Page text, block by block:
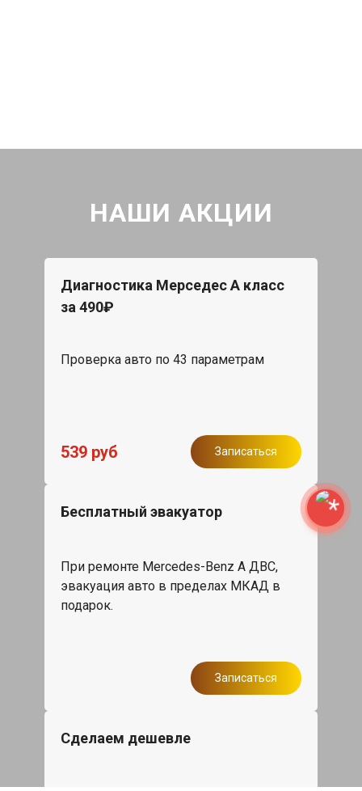
НАШИ АКЦИИ
Диагностика Мерседес А класс
за 490₽
Проверка авто по 43 параметрам
539 руб Записаться
Бесплатный эвакуатор
При ремонте Mercedes-Benz A ДВС,
эвакуация авто в пределах МКАД в
подарок.
Записаться
Сделаем дешевле